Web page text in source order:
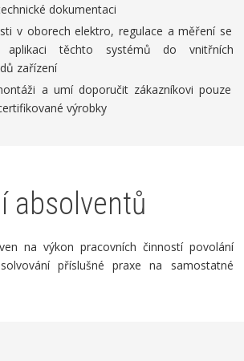
dokumentaci
v oborech elektro, regulace a měření se
aplikaci těchto systémů do vnitřních
zařízení
a umí doporučit zákazníkovi pouze
výrobky
absolventů
na výkon pracovních činností povolání
příslušné praxe na samostatné